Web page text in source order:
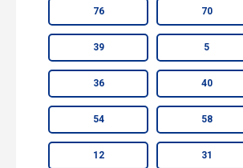
76 70
39 5
36 40
54 58
12 31